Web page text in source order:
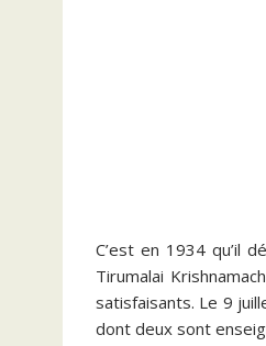
C’est en 1934 qu’il
Tirumalai
satisfaisants. Le 9
dont deux sont